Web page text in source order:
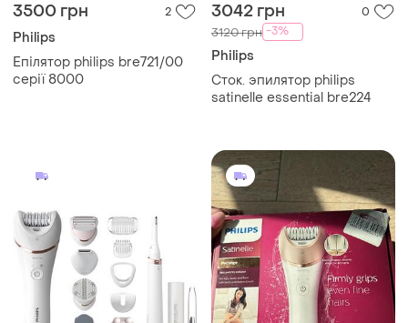
3500 грн 2
Philips
Епілятор philips bre721/00
серії 8000
3042 грн 0
3120 грн -3%
Philips
Сток. эпилятор philips
satinelle essential bre224